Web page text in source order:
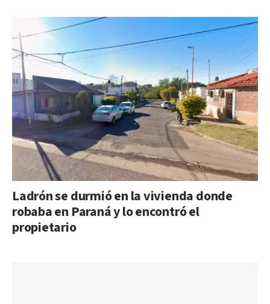
Ladrón se durmió en la vivienda donde
robaba en Paraná y lo encontró el
propietario